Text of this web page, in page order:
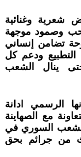
شعرية وغنائية
وصمود موجهة
تضامن إنساني
ودعم كل
ينال الشعب
الرسمي ادانة
مع الصهاينة
السوري في
من جرائم بحق